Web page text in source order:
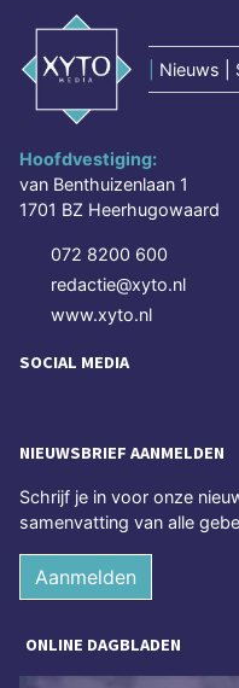
Nieuws |
Hoofdvestiging:
van Benthuizenlaan 1
1701 BZ Heerhugowaard
072 8200 600
redactie@xyto.nl
www.xyto.nl
SOCIAL MEDIA
NIEUWSBRIEF AANMELDEN
Schrijf je in voor onze
samenvatting van alle
Aanmelden
ONLINE DAGBLADEN